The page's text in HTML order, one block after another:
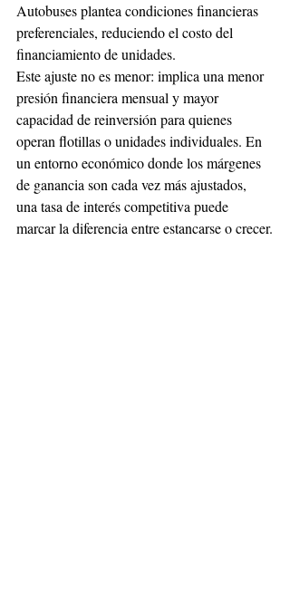
Autobuses plantea condiciones financieras
preferenciales, reduciendo el costo del
financiamiento de unidades.
Este ajuste no es menor: implica una menor
presión financiera mensual y mayor
capacidad de reinversión para quienes
operan flotillas o unidades individuales. En
un entorno económico donde los márgenes
de ganancia son cada vez más ajustados,
una tasa de interés competitiva puede
marcar la diferencia entre estancarse o crecer.